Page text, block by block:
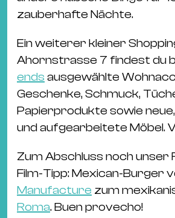
zauberhafte Nächte.
Ein weiterer kleiner
Ahornstrasse 7 findest du
ends ausgewählte
Geschenke, Schmuck,
Papierprodukte sowie
und aufgearbeitete Möbel.
Zum Abschluss noch unser
Film-Tipp: Mexican-Burger
Manufacture zum
Roma. Buen provecho!